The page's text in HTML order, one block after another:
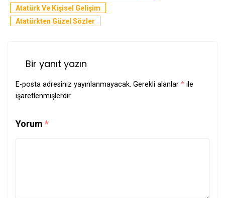
Atatürk Ve Kişisel Gelişim
Atatürkten Güzel Sözler
Bir yanıt yazın
E-posta adresiniz yayınlanmayacak. Gerekli alanlar * ile
işaretlenmişlerdir
Yorum *